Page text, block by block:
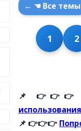
← ☚ Все темы
1 2
📌 👉👉👉
использования
📌 👉👉👉